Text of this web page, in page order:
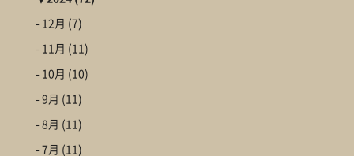
- 12月 (7)
- 11月 (11)
- 10月 (10)
- 9月 (11)
- 8月 (11)
- 7月 (11)